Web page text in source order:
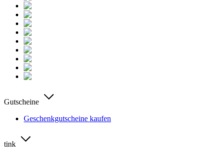
Gutscheine
Geschenkgutscheine kaufen
tink